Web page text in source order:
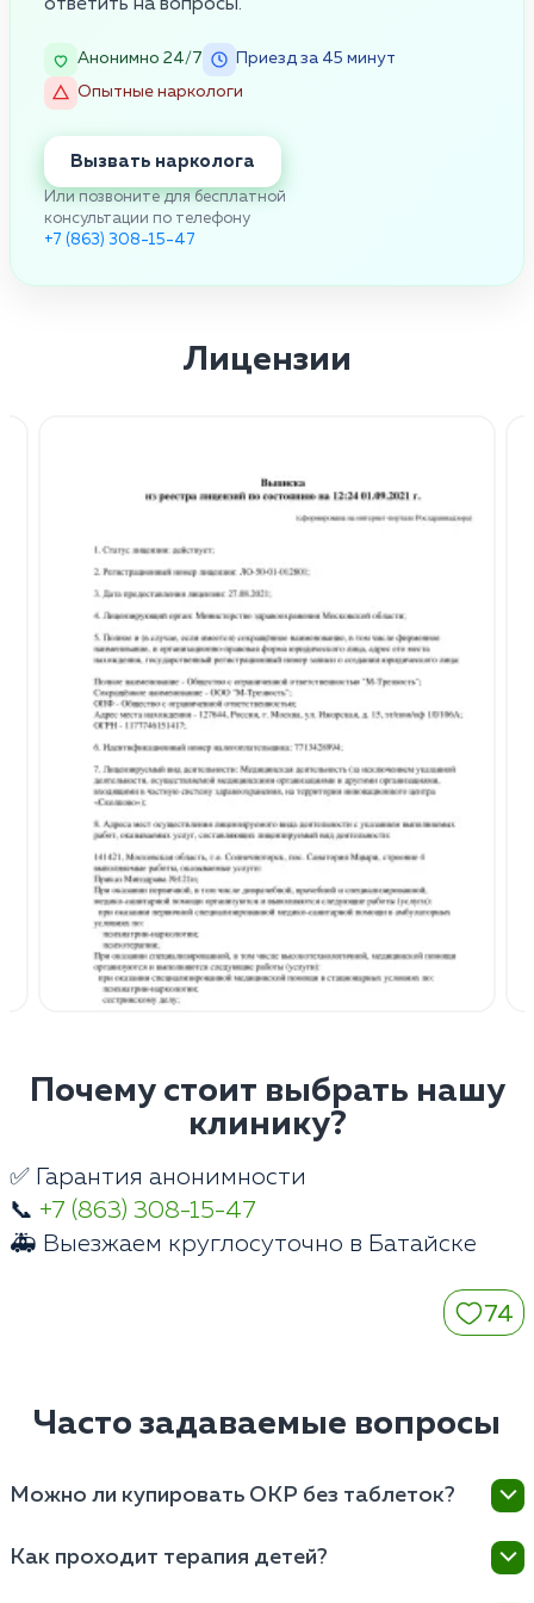
ответить на вопросы.
Анонимно 24/7
Приезд за 45 минут
Опытные наркологи
Вызвать нарколога
Или позвоните для бесплатной
консультации по телефону
+7 (863) 308-15-47
Лицензии
Почему стоит выбрать нашу
клинику?
✅ Гарантия анонимности
📞 +7 (863) 308-15-47
🚑 Выезжаем круглосуточно в Батайске
74
Часто задаваемые вопросы
Можно ли купировать ОКР без таблеток?
нейромедиаторного обмена мозга изолированная
Как проходит терапия детей?